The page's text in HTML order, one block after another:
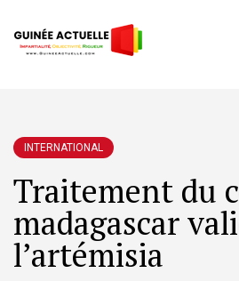
INTERNATIONAL
Traitement du
madagascar
l’artémisia